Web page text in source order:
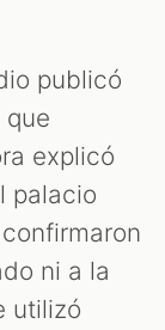
publicó
que
explicó
palacio
ni a la
utilizó